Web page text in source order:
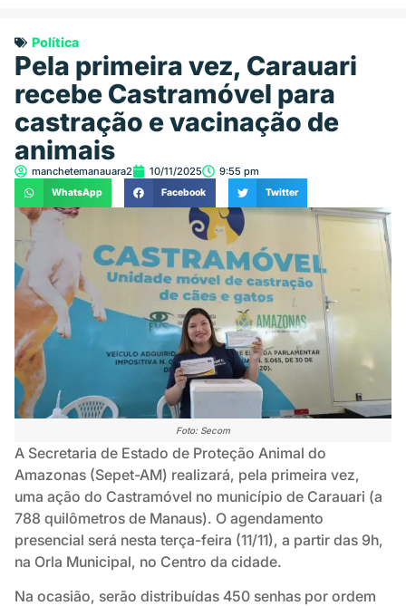
Política
Pela primeira vez, Carauari
recebe Castramóvel para
castração e vacinação de
animais
manchetemanauara2 10/11/2025 9:55 pm
WhatsApp Facebook Twitter
Foto: Secom
A Secretaria de Estado de Proteção Animal do
Amazonas (Sepet-AM) realizará, pela primeira vez,
uma ação do Castramóvel no município de Carauari (a
788 quilômetros de Manaus). O agendamento
presencial será nesta terça-feira (11/11), a partir das 9h,
na Orla Municipal, no Centro da cidade.
Na ocasião, serão distribuídas 450 senhas por ordem